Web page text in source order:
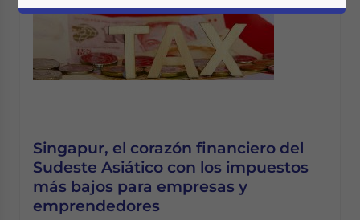
Singapur, el corazón financiero del
Sudeste Asiático con los impuestos
más bajos para empresas y
emprendedores